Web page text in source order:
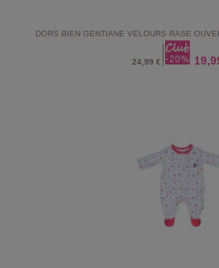
DORS BIEN GENTIANE VELOURS RASE
24,99 €